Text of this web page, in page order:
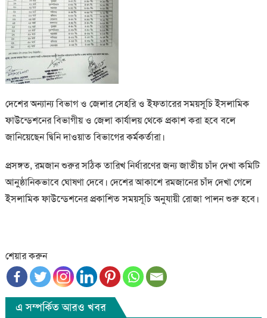
দেশের অন্যান্য বিভাগ ও জেলার সেহরি ও ইফতারের সময়সূচি ইসলামিক
ফাউন্ডেশনের বিভাগীয় ও জেলা কার্যালয় থেকে প্রকাশ করা হবে বলে
জানিয়েছেন দ্বিনি দাওয়াত বিভাগের কর্মকর্তারা।
প্রসঙ্গত, রমজান শুরুর সঠিক তারিখ নির্ধারণের জন্য জাতীয় চাঁদ দেখা কমিটি
আনুষ্ঠানিকভাবে ঘোষণা দেবে। দেশের আকাশে রমজানের চাঁদ দেখা গেলে
ইসলামিক ফাউন্ডেশনের প্রকাশিত সময়সূচি অনুযায়ী রোজা পালন শুরু হবে।
শেয়ার করুন
এ সম্পর্কিত আরও খবর